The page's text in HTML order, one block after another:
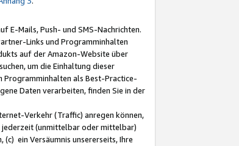
E-Mails, Push- und SMS-Nachrichten.
Links und Programminhalten
auf der Amazon-Website über
um die Einhaltung dieser
Programminhalten als Best-Practice-
Daten verarbeiten, finden Sie in der
Verkehr (Traffic) anregen können,
jederzeit (unmittelbar oder mittelbar)
ein Versäumnis unsererseits, Ihre